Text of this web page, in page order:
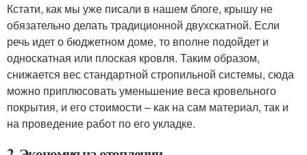
Кстати, как мы уже писали в нашем блоге, крышу не
обязательно делать традиционной двухскатной. Если
речь идет о бюджетном доме, то вполне подойдет и
односкатная или плоская кровля. Таким образом,
снижается вес стандартной стропильной системы, сюда
можно приплюсовать уменьшение веса кровельного
покрытия, и его стоимости – как на сам материал, так и
на проведение работ по его укладке.